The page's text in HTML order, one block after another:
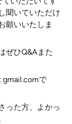
聞いていただけ
願いいたしま
ぜひQ&Aまた
gmail.comで
った方、よかっ